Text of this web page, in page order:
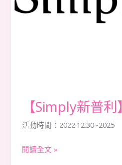
【Simply新普利】
活動時間：2022.12.30~2025
閱讀全文 »